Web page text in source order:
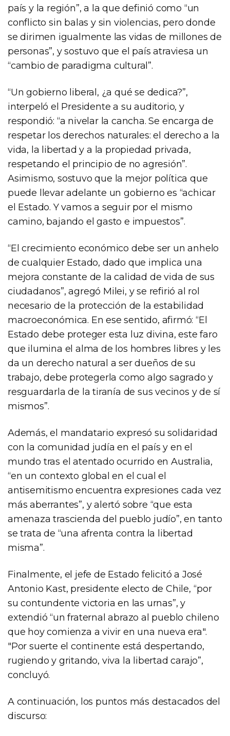
país y la región”, a la que definió como “un
conflicto sin balas y sin violencias, pero donde
se dirimen igualmente las vidas de millones de
personas”, y sostuvo que el país atraviesa un
“cambio de paradigma cultural”.
“Un gobierno liberal, ¿a qué se dedica?”,
interpeló el Presidente a su auditorio, y
respondió: “a nivelar la cancha. Se encarga de
respetar los derechos naturales: el derecho a la
vida, la libertad y a la propiedad privada,
respetando el principio de no agresión”.
Asimismo, sostuvo que la mejor política que
puede llevar adelante un gobierno es “achicar
el Estado. Y vamos a seguir por el mismo
camino, bajando el gasto e impuestos”.
“El crecimiento económico debe ser un anhelo
de cualquier Estado, dado que implica una
mejora constante de la calidad de vida de sus
ciudadanos”, agregó Milei, y se refirió al rol
necesario de la protección de la estabilidad
macroeconómica. En ese sentido, afirmó: “El
Estado debe proteger esta luz divina, este faro
que ilumina el alma de los hombres libres y les
da un derecho natural a ser dueños de su
trabajo, debe protegerla como algo sagrado y
resguardarla de la tiranía de sus vecinos y de sí
mismos”.
Además, el mandatario expresó su solidaridad
con la comunidad judía en el país y en el
mundo tras el atentado ocurrido en Australia,
“en un contexto global en el cual el
antisemitismo encuentra expresiones cada vez
más aberrantes”, y alertó sobre “que esta
amenaza trascienda del pueblo judío”, en tanto
se trata de “una afrenta contra la libertad
misma”.
Finalmente, el jefe de Estado felicitó a José
Antonio Kast, presidente electo de Chile, “por
su contundente victoria en las urnas”, y
extendió “un fraternal abrazo al pueblo chileno
que hoy comienza a vivir en una nueva era".
"Por suerte el continente está despertando,
rugiendo y gritando, viva la libertad carajo”,
concluyó.
A continuación, los puntos más destacados del
discurso: